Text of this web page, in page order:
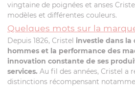
vingtaine de poignées et anses
modèles et différentes couleurs.
Quelques mots sur la
Depuis 1826, Cristel investie dans la
hommes et la performance des
innovation constante de ses
services. Au fil des années, Cristel a
distinctions récompensant